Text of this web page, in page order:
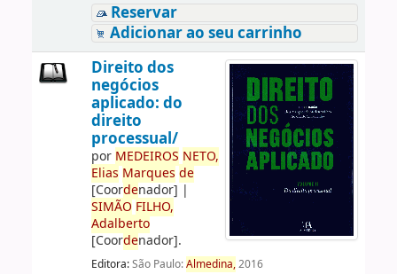
Reservar
Adicionar ao seu carrinho
Direito dos
negócios
aplicado: do
direito
processual/
por MEDEIROS NETO,
Elias Marques de
[Coordenador] |
SIMÃO FILHO,
Adalberto
[Coordenador].
Editora:São Paulo:Almedina,2016